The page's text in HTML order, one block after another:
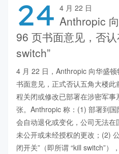
24 4 月 22 日
Anthropic
96 页书面意见，否
switch”
4 月 22 日，Anthropic 向华盛
书面意见，正式否认五角大楼
程关闭或修改已部署在涉密军
张。Anthropic 称：(1) 部署到国
会自动退化或变化，公司无法
未公开或未经授权的更改；(2)
闭开关”（即所谓 “kill switch”）